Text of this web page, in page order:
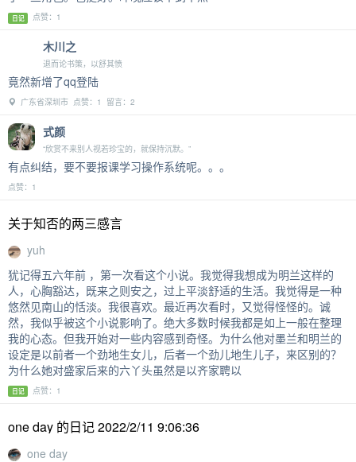
日记 点赞：1
木川之
退而论书策，以舒其愤
竟然新增了qq登陆
广东省深圳市 点赞：1 留言：2
式颜
“欣赏不来别人视若珍宝的，就保持沉默。”
有点纠结，要不要报课学习操作系统呢。。。
点赞：1
关于知否的两三感言
yuh
犹记得五六年前 ，第一次看这个小说。我觉得我想成为明兰这样的
人，心胸豁达，既来之则安之，过上平淡舒适的生活。我觉得是一种
悠然见南山的恬淡。我很喜欢。最近再次看时，又觉得怪怪的。诚
然，我似乎被这个小说影响了。绝大多数时候我都是如上一般在整理
我的心态。但我开始对一些内容感到奇怪。为什么他对墨兰和明兰的
设定是以前者一个劲地生女儿，后者一个劲儿地生儿子，来区别的？
为什么她对盛家后来的六丫头虽然是以齐家聘以
日记 点赞：1
one day 的日记 2022/2/11 9:06:36
one day